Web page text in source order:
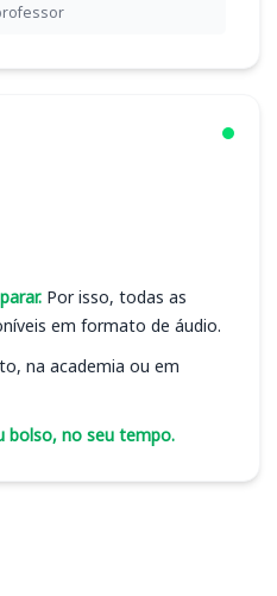
Por isso, todas as
em formato de áudio.
na academia ou em
bolso, no seu tempo.